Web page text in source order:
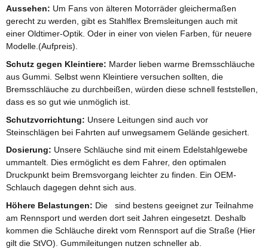
Aussehen: Um Fans von älteren Motorräder gleichermaßen
gerecht zu werden, gibt es Stahlflex Bremsleitungen auch mit
einer Oldtimer-Optik. Oder in einer von vielen Farben, für neuere
Modelle.(Aufpreis).
Schutz gegen Kleintiere: Marder lieben warme Bremsschläuche
aus Gummi. Selbst wenn Kleintiere versuchen sollten, die
Bremsschläuche zu durchbeißen, würden diese schnell feststellen,
dass es so gut wie unmöglich ist.
Schutzvorrichtung: Unsere Leitungen sind auch vor
Steinschlägen bei Fahrten auf unwegsamem Gelände gesichert.
Dosierung: Unsere Schläuche sind mit einem Edelstahlgewebe
ummantelt. Dies ermöglicht es dem Fahrer, den optimalen
Druckpunkt beim Bremsvorgang leichter zu finden. Ein OEM-
Schlauch dagegen dehnt sich aus.
Höhere Belastungen: Die sind bestens geeignet zur Teilnahme
am Rennsport und werden dort seit Jahren eingesetzt. Deshalb
kommen die Schläuche direkt vom Rennsport auf die Straße (Hier
gilt die StVO). Gummileitungen nutzen schneller ab.